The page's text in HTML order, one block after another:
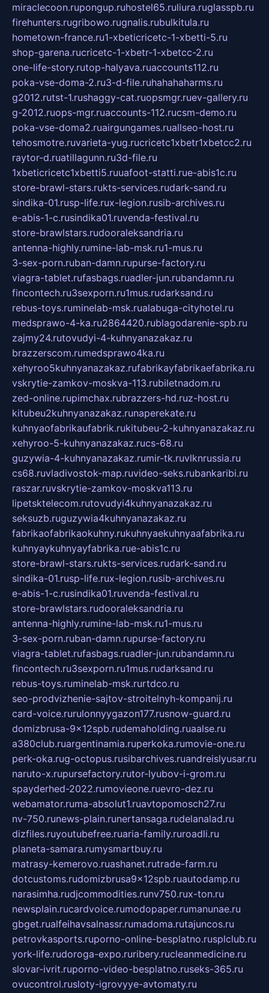
miraclecoon.rupongup.ruhostel65.ruliura.ruglasspb.ru
firehunters.rugribowo.rugnalis.rubulkitula.ru
hometown-france.ru1-xbeticricetc-1-xbetti-5.ru
shop-garena.rucricetc-1-xbetr-1-xbetcc-2.ru
one-life-story.rutop-halyava.ruaccounts112.ru
poka-vse-doma-2.ru3-d-file.ruhahahaharms.ru
g2012.rutst-1.rushaggy-cat.ruopsmgr.ruev-gallery.ru
g-2012.ruops-mgr.ruaccounts-112.rucsm-demo.ru
poka-vse-doma2.ruairgungames.ruallseo-host.ru
tehosmotre.ruvarieta-yug.rucricetc1xbetr1xbetcc2.ru
raytor-d.ruatillagunn.ru3d-file.ru
1xbeticricetc1xbetti5.ruuafoot-statti.rue-abis1c.ru
store-brawl-stars.rukts-services.rudark-sand.ru
sindika-01.rusp-life.rux-legion.rusib-archives.ru
e-abis-1-c.rusindika01.ruvenda-festival.ru
store-brawlstars.rudooraleksandria.ru
antenna-highly.rumine-lab-msk.ru1-mus.ru
3-sex-porn.ruban-damn.rupurse-factory.ru
viagra-tablet.rufasbags.ruadler-jun.rubandamn.ru
fincontech.ru3sexporn.ru1mus.rudarksand.ru
rebus-toys.ruminelab-msk.rualabuga-cityhotel.ru
medsprawo-4-ka.ru2864420.rublagodarenie-spb.ru
zajmy24.rutovudyi-4-kuhnyanazakaz.ru
brazzerscom.rumedsprawo4ka.ru
xehyroo5kuhnyanazakaz.rufabrikayfabrikaefabrika.ru
vskrytie-zamkov-moskva-113.rubiletnadom.ru
zed-online.rupimchax.rubrazzers-hd.ruz-host.ru
kitubeu2kuhnyanazakaz.runaperekate.ru
kuhnyaofabrikaufabrik.rukitubeu-2-kuhnyanazakaz.ru
xehyroo-5-kuhnyanazakaz.rucs-68.ru
guzywia-4-kuhnyanazakaz.rumir-tk.ruvlknrussia.ru
cs68.ruvladivostok-map.ruvideo-seks.rubankaribi.ru
raszar.ruvskrytie-zamkov-moskva113.ru
lipetsktelecom.rutovudyi4kuhnyanazakaz.ru
seksuzb.ruguzywia4kuhnyanazakaz.ru
fabrikaofabrikaokuhny.rukuhnyaekuhnyaafabrika.ru
kuhnyaykuhnyayfabrika.rue-abis1c.ru
store-brawl-stars.rukts-services.rudark-sand.ru
sindika-01.rusp-life.rux-legion.rusib-archives.ru
e-abis-1-c.rusindika01.ruvenda-festival.ru
store-brawlstars.rudooraleksandria.ru
antenna-highly.rumine-lab-msk.ru1-mus.ru
3-sex-porn.ruban-damn.rupurse-factory.ru
viagra-tablet.rufasbags.ruadler-jun.rubandamn.ru
fincontech.ru3sexporn.ru1mus.rudarksand.ru
rebus-toys.ruminelab-msk.rurtdco.ru
seo-prodvizhenie-sajtov-stroitelnyh-kompanij.ru
card-voice.rurulonnyygazon177.rusnow-guard.ru
domizbrusa-9x12spb.rudemaholding.ruaalse.ru
a380club.ruargentinamia.ruperkoka.rumovie-one.ru
perk-oka.rug-octopus.rusibarchives.ruandreislyusar.ru
naruto-x.rupursefactory.rutor-lyubov-i-grom.ru
spayderhed-2022.rumovieone.ruevro-dez.ru
webamator.ruma-absolut1.ruavtopomosch27.ru
nv-750.runews-plain.runertansaga.rudelanalad.ru
dizfiles.ruyoutubefree.ruaria-family.ruroadli.ru
planeta-samara.rumysmartbuy.ru
matrasy-kemerovo.ruashanet.rutrade-farm.ru
dotcustoms.rudomizbrusa9x12spb.ruautodamp.ru
narasimha.rudjcommodities.runv750.rux-ton.ru
newsplain.rucardvoice.rumodopaper.rumanunae.ru
gbget.rualfeihavsalnassr.rumadoma.rutajuncos.ru
petrovkasports.ruporno-online-besplatno.rusplclub.ru
york-life.rudoroga-expo.ruribery.rucleanmedicine.ru
slovar-ivrit.ruporno-video-besplatno.ruseks-365.ru
ovucontrol.rusloty-igrovyye-avtomaty.ru